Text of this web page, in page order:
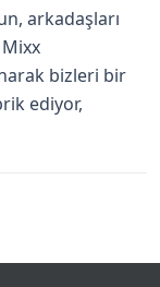
arkadaşları
bizleri bir
ediyor,